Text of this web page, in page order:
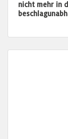
nicht mehr in